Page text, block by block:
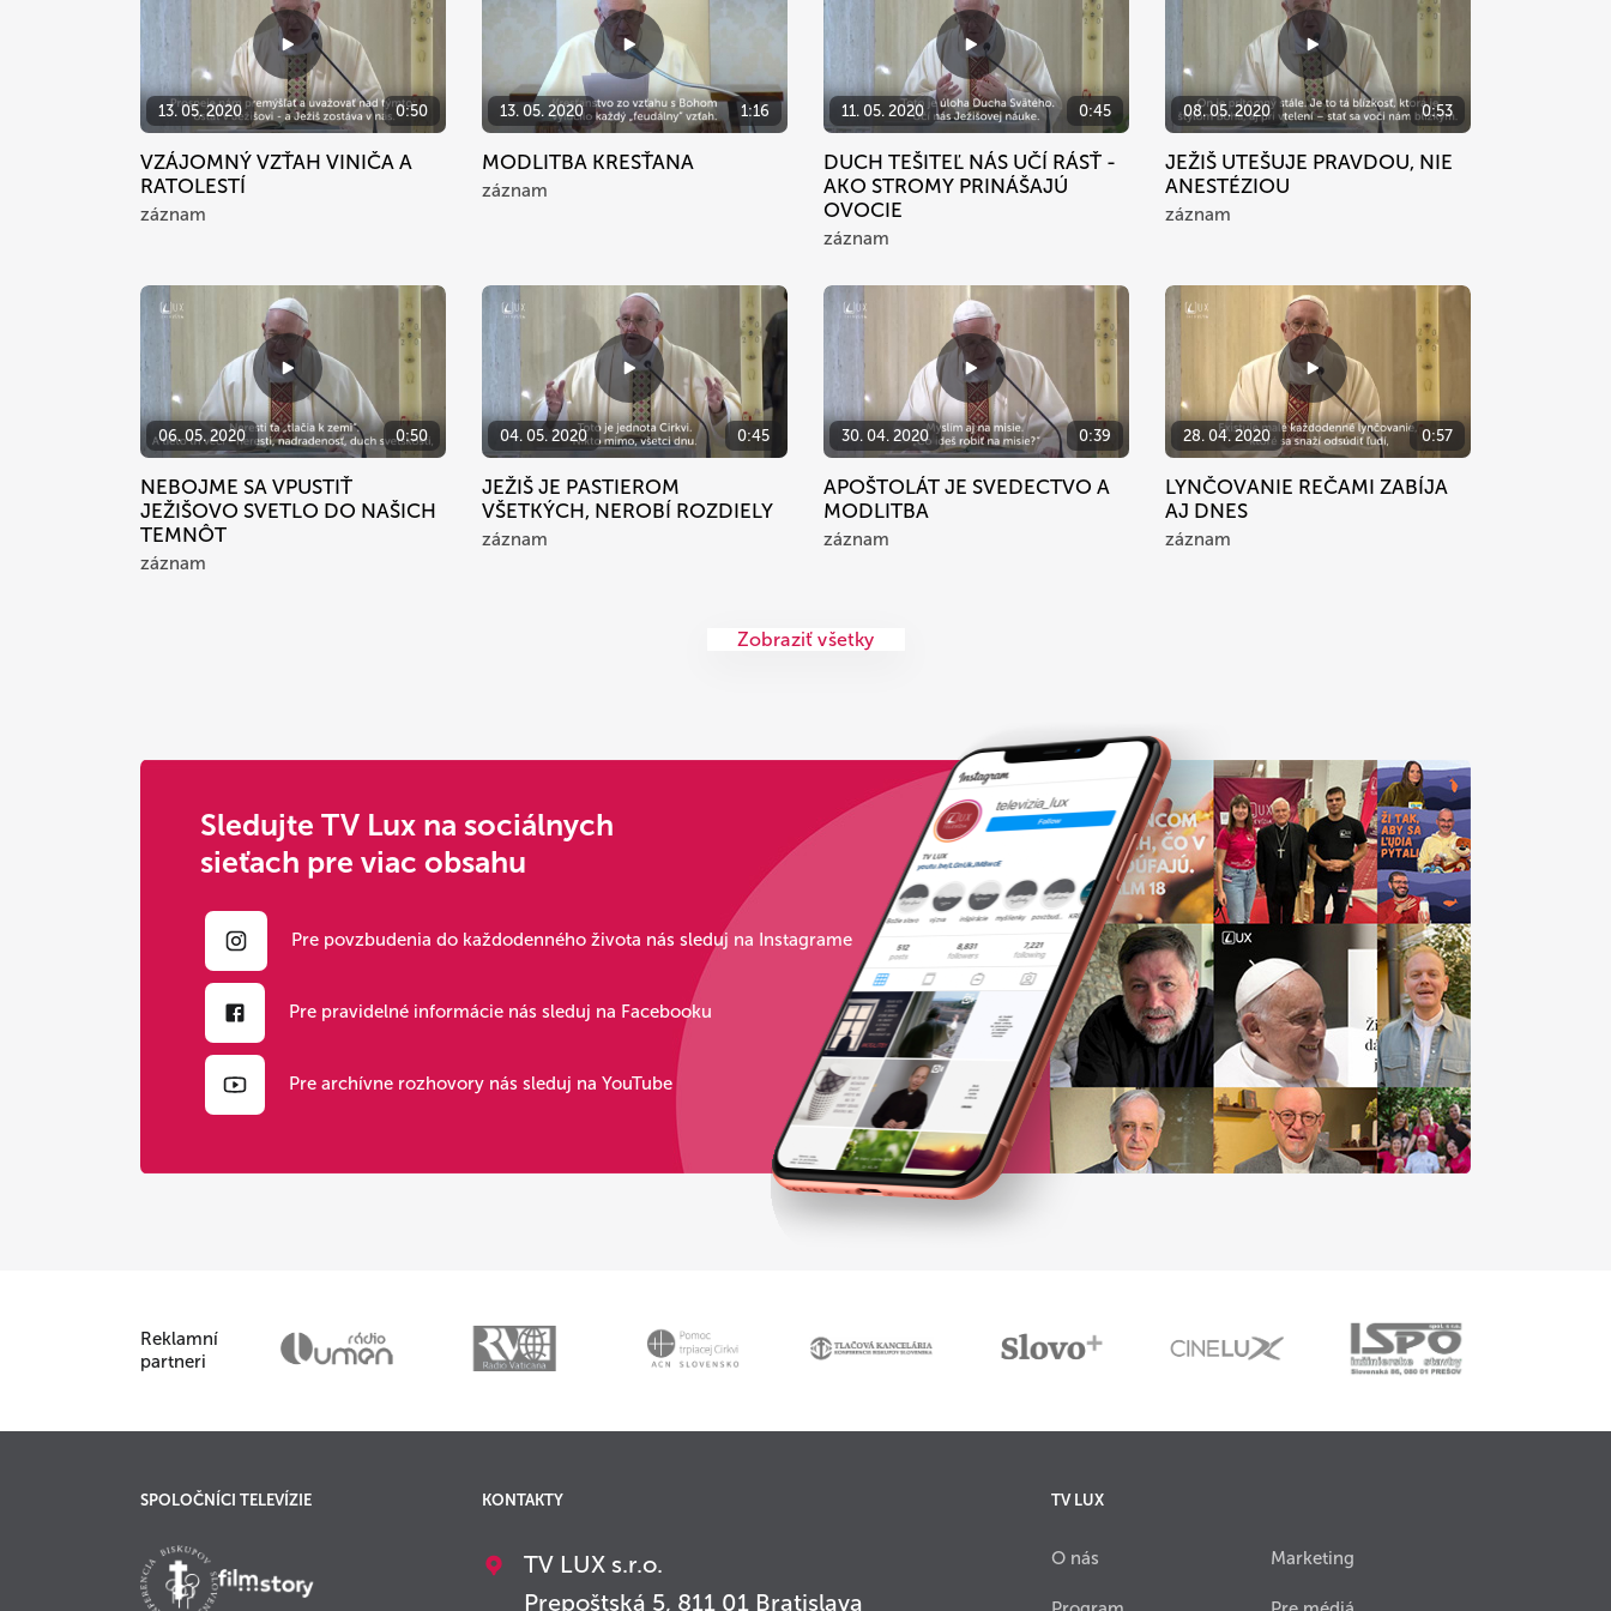
13. 05. 2020 0:50
VZÁJOMNÝ VZŤAH VINIČA A
RATOLESTÍ
záznam
13. 05. 2020 1:16
MODLITBA KRESŤANA
záznam
11. 05. 2020 0:45
DUCH TEŠITEĽ NÁS UČÍ RÁSŤ -
AKO STROMY PRINÁŠAJÚ
OVOCIE
záznam
08. 05. 2020 0:53
JEŽIŠ UTEŠUJE PRAVDOU, NIE
ANESTÉZIOU
záznam
06. 05. 2020 0:50
NEBOJME SA VPUSTIŤ
JEŽIŠOVO SVETLO DO NAŠICH
TEMNÔT
záznam
04. 05. 2020 0:45
JEŽIŠ JE PASTIEROM
VŠETKÝCH, NEROBÍ ROZDIELY
záznam
30. 04. 2020 0:39
APOŠTOLÁT JE SVEDECTVO A
MODLITBA
záznam
28. 04. 2020 0:57
LYNČOVANIE REČAMI ZABÍJA
AJ DNES
záznam
Zobraziť všetky
Sledujte TV Lux na sociálnych
sieťach pre viac obsahu
Pre povzbudenia do každodenného života nás sleduj na Instagrame
Pre pravidelné informácie nás sleduj na Facebooku
Pre archívne rozhovory nás sleduj na YouTube
Reklamní
partneri
SPOLOČNÍCI TELEVÍZIE KONTAKTY
TV LUX s.r.o.
Prepoštská 5, 811 01 Bratislava
TV LUX
O nás Marketing